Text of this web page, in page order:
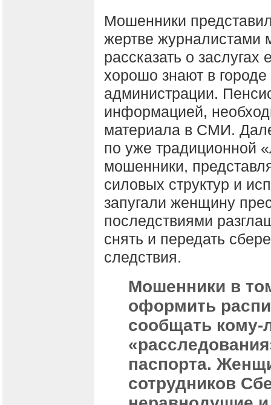
Мошенники
жертве журналистами
рассказать о заслугах
хорошо знают в
администрации.
информацией,
материала в СМИ.
по уже традиционной
мошенники,
силовых структур и
запугали женщину
последствиями
снять и передать
следствия.
Мошенники в
оформить
сообщать кому-
паспорта.
сотрудников